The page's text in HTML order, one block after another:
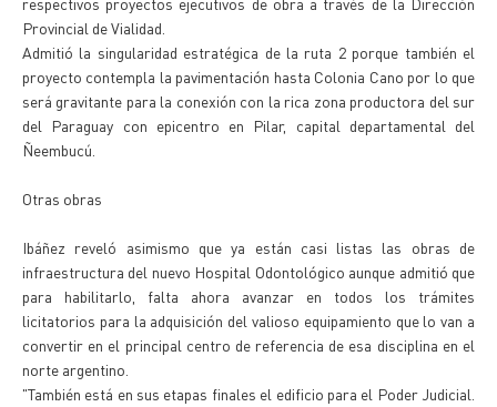
Provincial de Vialidad.
Admitió la singularidad estratégica de la ruta 2 porque también el
proyecto contempla la pavimentación hasta Colonia Cano por lo que
será gravitante para la conexión con la rica zona productora del sur
del Paraguay con epicentro en Pilar, capital departamental del
Ñeembucú.
Otras obras
Ibáñez reveló asimismo que ya están casi listas las obras de
infraestructura del nuevo Hospital Odontológico aunque admitió que
para habilitarlo, falta ahora avanzar en todos los trámites
licitatorios para la adquisición del valioso equipamiento que lo van a
convertir en el principal centro de referencia de esa disciplina en el
norte argentino.
"También está en sus etapas finales el edificio para el Poder Judicial.